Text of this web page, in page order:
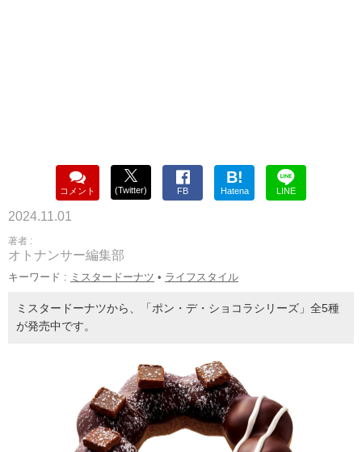
コメント (Twitter) FB
B!
Hatena LINE
2024.11.01
著者 :
オトナンサー編集部
キーワード : ミスタードーナツ • ライフスタイル
ミスタードーナツから、「ポン・デ・ショコラシリーズ」全5種
が発売中です。